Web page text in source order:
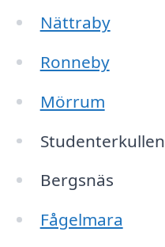
Nättraby
Ronneby
Mörrum
Studenterkullen
Bergsnäs
Fågelmara